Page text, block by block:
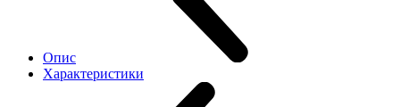
Опис
Характеристики